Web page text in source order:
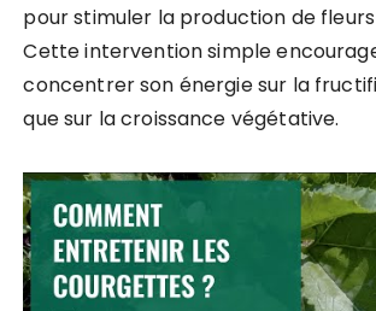
pour stimuler la production de
Cette intervention simple
concentrer son énergie sur la
que sur la croissance végétative.